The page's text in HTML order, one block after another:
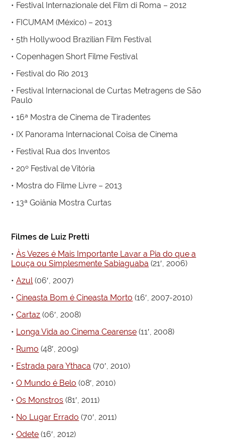
• Festival Internazionale del Film di Roma – 2012
• FICUMAM (México) – 2013
• 5th Hollywood Brazilian Film Festival
• Copenhagen Short Filme Festival
• Festival do Rio 2013
• Festival Internacional de Curtas Metragens de São
Paulo
• 16ª Mostra de Cinema de Tiradentes
• IX Panorama Internacional Coisa de Cinema
• Festival Rua dos Inventos
• 20º Festival de Vitória
• Mostra do Filme Livre – 2013
• 13ª Goiânia Mostra Curtas
Filmes de Luiz Pretti
•Às Vezes é Mais Importante Lavar a Pia do que a
Louça ou Simplesmente Sabiaguaba (21′, 2006)
•Azul(06′, 2007)
•Cineasta Bom é Cineasta Morto (16′, 2007-2010)
•Cartaz (06′, 2008)
• Longa Vida ao Cinema Cearense (11′, 2008)
• Rumo (48′, 2009)
• Estrada para Ythaca (70′, 2010)
•O Mundo é Belo (08′, 2010)
•Os Monstros (81′, 2011)
• No Lugar Errado (70′, 2011)
•Odete (16′, 2012)